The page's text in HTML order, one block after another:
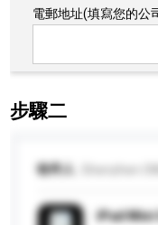
電郵地址(填寫您的公
步驟二
收件人
iPad Mini